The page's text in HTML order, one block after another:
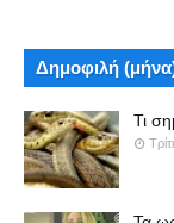
Δημοφιλή
Τι